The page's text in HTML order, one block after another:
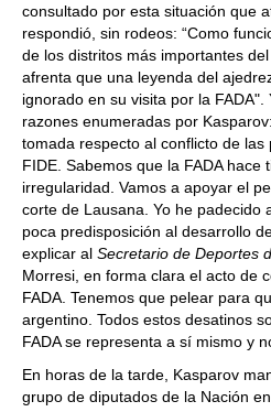
consultado por esta situación que
respondió, sin rodeos: “Como
de los distritos más importantes
afrenta que una leyenda del
ignorado en su visita por la
razones enumeradas por
tomada respecto al conflicto de las
FIDE. Sabemos que la FADA hace
irregularidad. Vamos a apoyar el
corte de Lausana. Yo he padecido
poca predisposición al desarrollo
explicar al Secretario de Deportes
Morresi, en forma clara el acto de
FADA. Tenemos que pelear para
argentino. Todos estos desatinos
FADA se representa a sí mismo y
En horas de la tarde, Kasparov
grupo de diputados de la Nación